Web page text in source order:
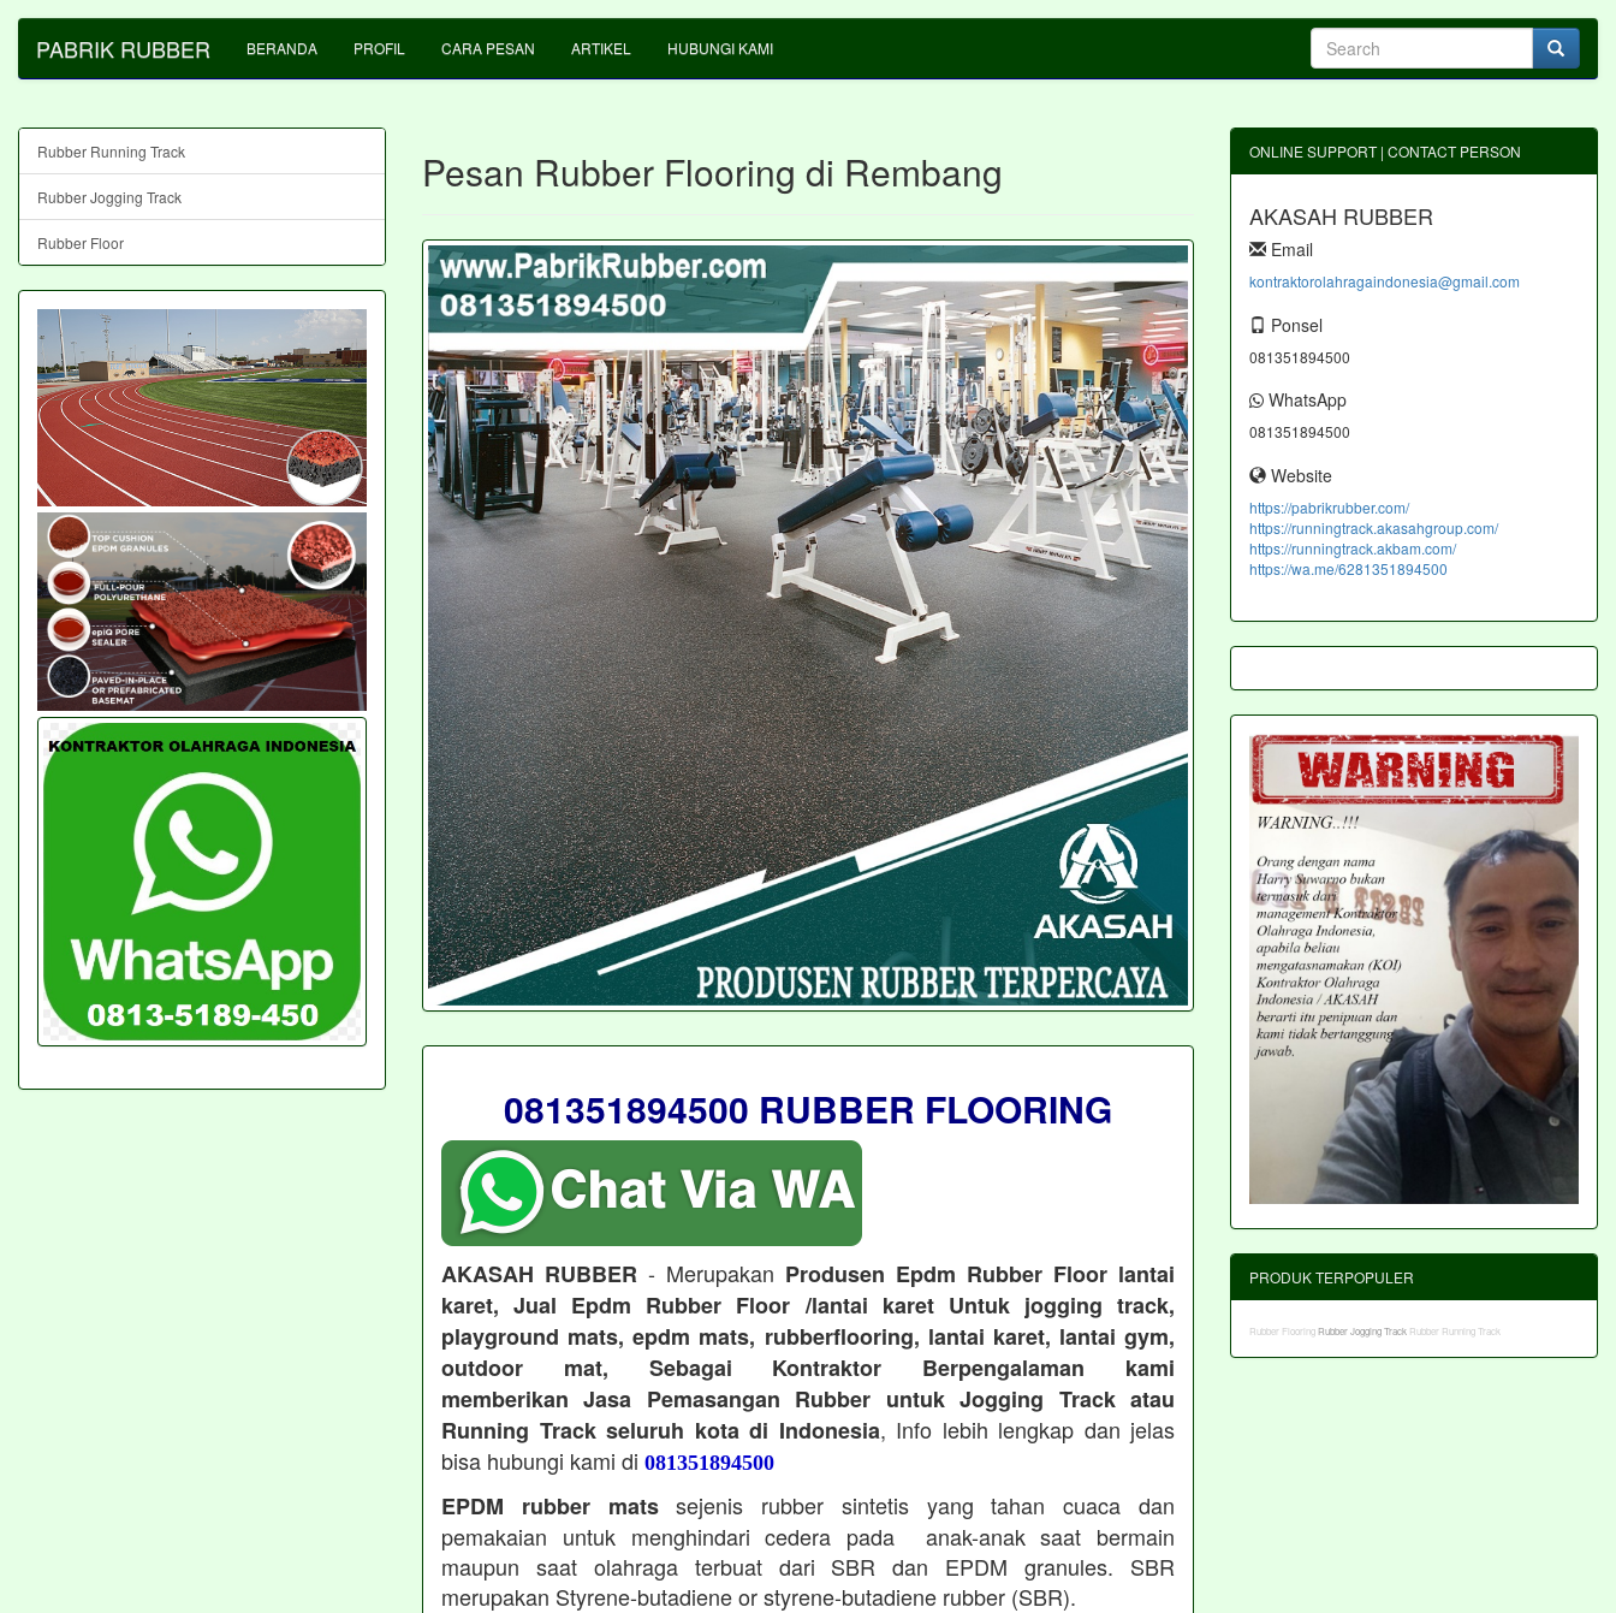
PABRIK RUBBER BERANDA PROFIL CARA PESAN ARTIKEL HUBUNGI KAMI
Pesan Rubber Flooring di Rembang
081351894500 RUBBER FLOORING
AKASAH RUBBER - Merupakan Produsen Epdm Rubber Floor lantai
karet, Jual Epdm Rubber Floor /lantai karet Untuk jogging track,
playground mats, epdm mats, rubberflooring, lantai karet, lantai gym,
outdoor mat, Sebagai Kontraktor Berpengalaman kami
memberikan Jasa Pemasangan Rubber untuk Jogging Track atau
Running Track seluruh kota di Indonesia, Info lebih lengkap dan jelas
bisa hubungi kami di 081351894500
EPDM rubber matssejenis rubber sintetis yang tahan cuaca dan
pemakaian untuk menghindari cedera pada anak-anak saat bermain
maupun saat olahraga terbuat dari SBR dan EPDM granules. SBR
merupakan Styrene-butadiene or styrene-butadiene rubber (SBR).
Rubber Running Track
Rubber Jogging Track
Rubber Floor
ONLINE SUPPORT | CONTACT PERSON
AKASAH RUBBER
Email
kontraktorolahragaindonesia@gmail.com
Ponsel
081351894500
WhatsApp
081351894500
Website
https://pabrikrubber.com/
https://runningtrack.akasahgroup.com/
https://runningtrack.akbam.com/
https://wa.me/6281351894500
PRODUK TERPOPULER
Rubber FlooringRubber Jogging Track Rubber Running Track